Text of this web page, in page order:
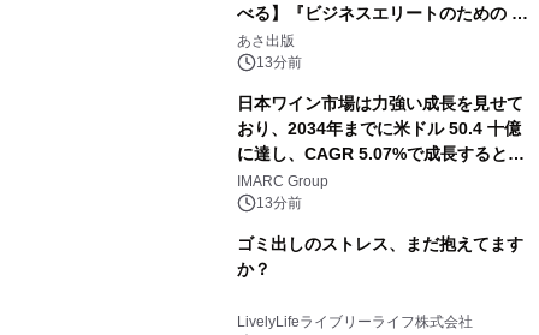
べる】『ビジネスエリートのための 教
養としての蕎麦』2026年8月25日
（火）発売
あさ出版
13分前
日本ワイン市場は力強い成長を見せて
おり、2034年までに米ドル 50.4 十億
に達し、CAGR 5.07%で成長すると予
測
IMARC Group
13分前
ゴミ出しのストレス、まだ抱えてます
か？
LivelyLifeライブリーライフ株式会社